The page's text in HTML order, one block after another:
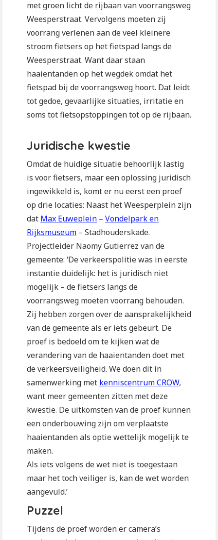
met groen licht de rijbaan van voorrangsweg
Weesperstraat. Vervolgens moeten zij
voorrang verlenen aan de veel kleinere
stroom fietsers op het fietspad langs de
Weesperstraat. Want daar staan
haaientanden op het wegdek omdat het
fietspad bij de voorrangsweg hoort. Dat leidt
tot gedoe, gevaarlijke situaties, irritatie en
soms tot fietsopstoppingen tot op de rijbaan.
Juridische kwestie
Omdat de huidige situatie behoorlijk lastig
is voor fietsers, maar een oplossing juridisch
ingewikkeld is, komt er nu eerst een proef
op drie locaties: Naast het Weesperplein zijn
dat Max Euweplein – Vondelpark en
Rijksmuseum – Stadhouderskade.
Projectleider Naomy Gutierrez van de
gemeente: ‘De verkeerspolitie was in eerste
instantie duidelijk: het is juridisch niet
mogelijk – de fietsers langs de
voorrangsweg moeten voorrang behouden.
Zij hebben zorgen over de aansprakelijkheid
van de gemeente als er iets gebeurt. De
proef is bedoeld om te kijken wat de
verandering van de haaientanden doet met
de verkeersveiligheid. We doen dit in
samenwerking met kenniscentrum CROW,
want meer gemeenten zitten met deze
kwestie. De uitkomsten van de proef kunnen
een onderbouwing zijn om verplaatste
haaientanden als optie wettelijk mogelijk te
maken.
Als iets volgens de wet niet is toegestaan
maar het toch veiliger is, kan de wet worden
aangevuld.’
Puzzel
Tijdens de proef worden er camera’s